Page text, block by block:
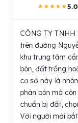
★★★★★5.0
CÔNG TY TNHH
trên đường
khu trung tâm
bón, đất trồng
cơ sở này là
phân bón mà
chuẩn bị đất,
Với người mới